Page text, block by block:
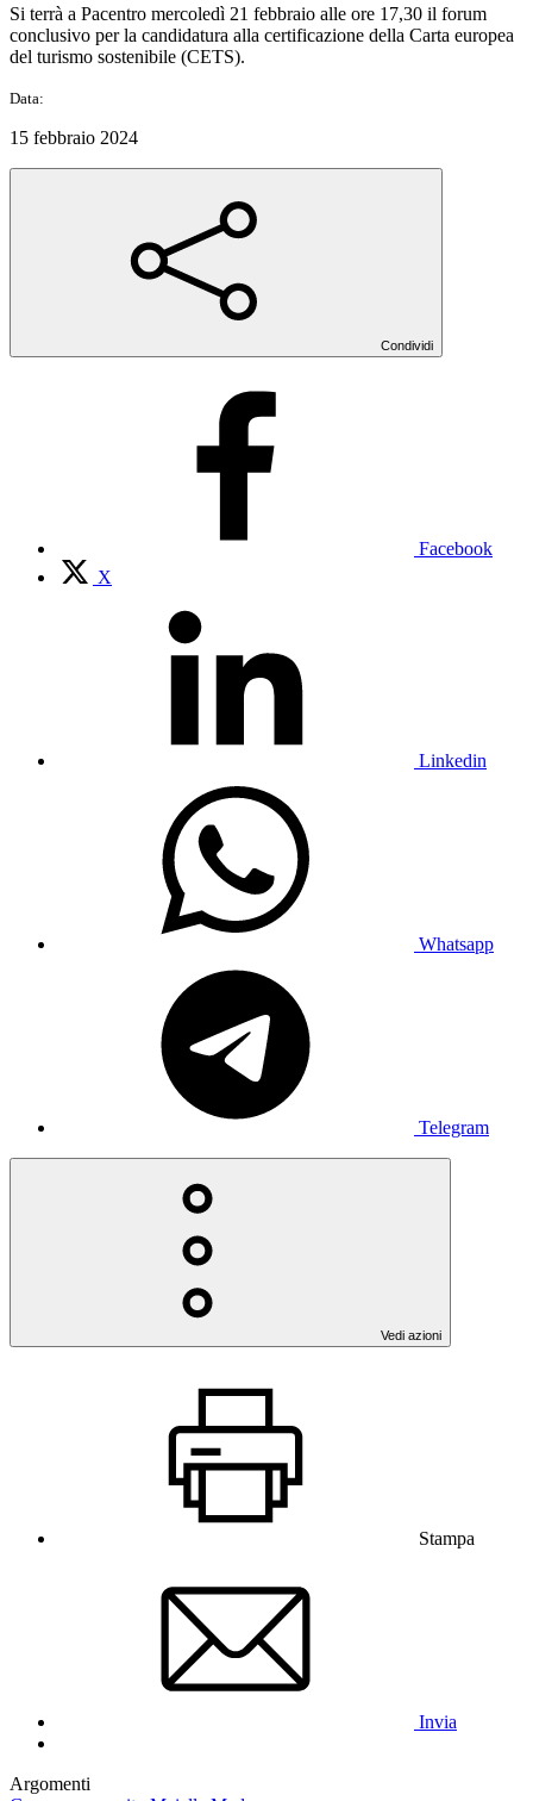
Si terrà a Pacentro mercoledì 21 febbraio alle ore 17,30 il forum
conclusivo per la candidatura alla certificazione della Carta europea
del turismo sostenibile (CETS).
Data:
15 febbraio 2024
Condividi
Facebook
X
Linkedin
Whatsapp
Telegram
Vedi azioni
Stampa
Invia
Argomenti